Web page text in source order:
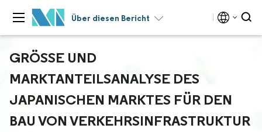
Über diesen Bericht
GRÖSSE UND M
ARKTANTEILSANALYSE DES J
APANISCHEN MARKTES FÜR DEN B
AU VON VERKEHRSINFRASTRUKTUR –